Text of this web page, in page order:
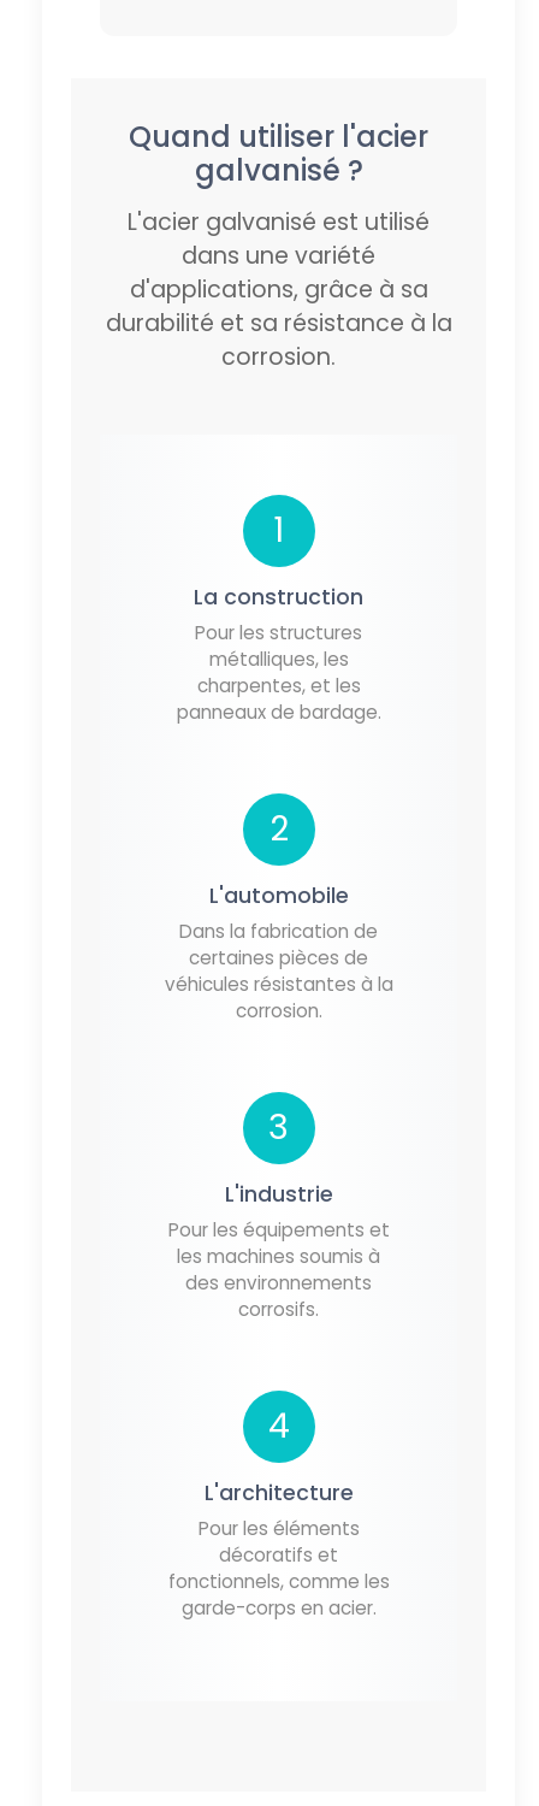
Quand utiliser l'acier
galvanisé ?
L'acier galvanisé est utilisé
dans une variété
d'applications, grâce à sa
durabilité et sa résistance à la
corrosion.
1
La construction
Pour les structures
métalliques, les
charpentes, et les
panneaux de bardage.
2
L'automobile
Dans la fabrication de
certaines pièces de
véhicules résistantes à la
corrosion.
3
L'industrie
Pour les équipements et
les machines soumis à
des environnements
corrosifs.
4
L'architecture
Pour les éléments
décoratifs et
fonctionnels, comme les
garde-corps en acier.